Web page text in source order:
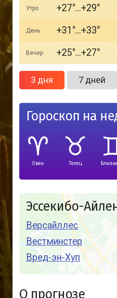
Утро +27 +29
День +31 +33
Вечер +25 +27
3 дня 7 дней
Гороскоп на
Овен Телец
Эссекибо-
Версайллес
Вестминстер
Вред-эн-Хуп
О прогнозе